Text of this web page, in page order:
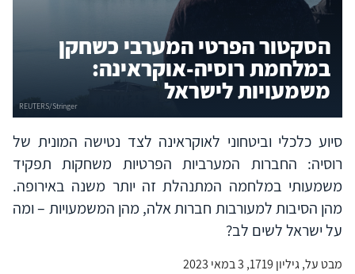
הסקטור הפרטי המערבי כשחקן
במלחמת רוסיה-אוקראינה:
משמעויות לישראל
סיוע כלכלי וביטחוני לאוקראינה לצד נטישה המונית של
רוסיה: החברות המערביות הפרטיות משחקות תפקיד
משמעותי במלחמה המתנהלת זה יותר משנה באירופה.
מהן הסיבות למעורבות חברות אלה, מהן המשמעויות – ומה
על ישראל לשים לב?
מבט על, גיליון 1719, 3 במאי 2023